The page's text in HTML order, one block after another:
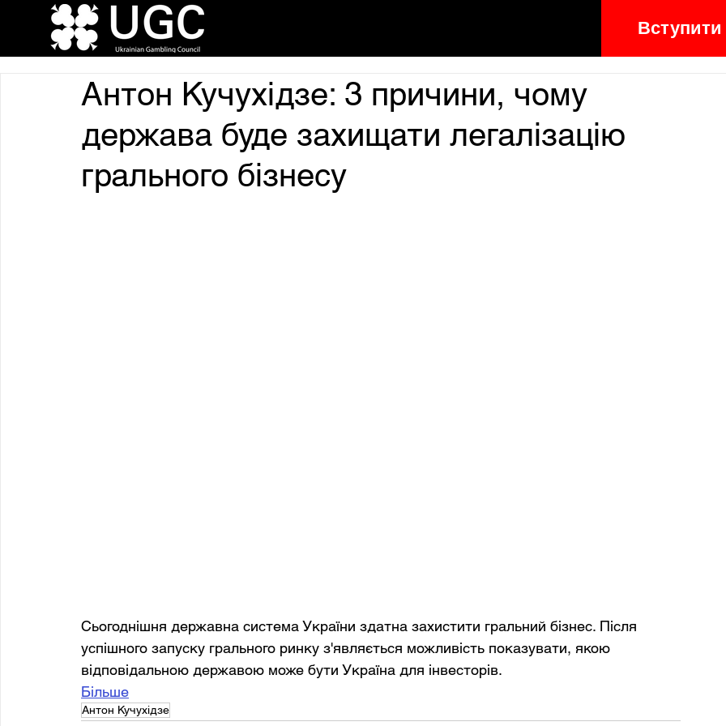
Вступити
Антон Кучухідзе: 3 причини, чому
держава буде захищати легалізацію
грального бізнесу
Сьогоднішня державна система України здатна захистити гральний бізнес. Після
успішного запуску грального ринку з'являється можливість показувати, якою
відповідальною державою може бути Україна для інвесторів.
Більше
Антон Кучухідзе